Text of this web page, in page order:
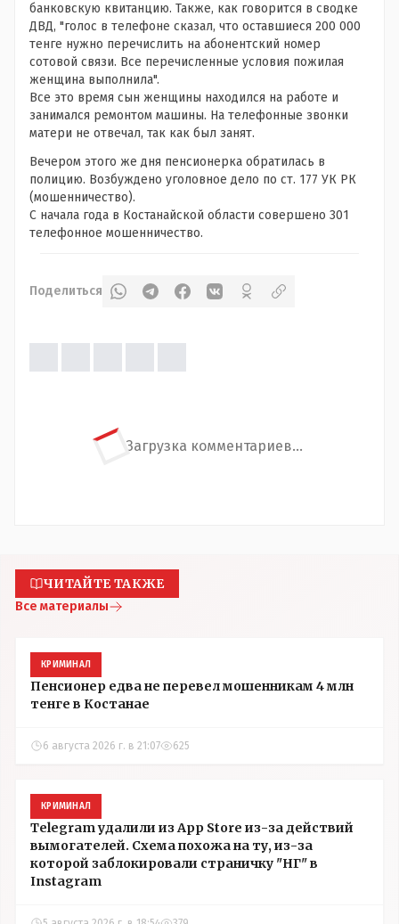
банковскую квитанцию. Также, как говорится в сводке
ДВД, "голос в телефоне сказал, что оставшиеся 200 000
тенге нужно перечислить на абонентский номер
сотовой связи. Все перечисленные условия пожилая
женщина выполнила".
Все это время сын женщины находился на работе и
занимался ремонтом машины. На телефонные звонки
матери не отвечал, так как был занят.
Вечером этого же дня пенсионерка обратилась в
полицию. Возбуждено уголовное дело по ст. 177 УК РК
(мошенничество).
С начала года в Костанайской области совершено 301
телефонное мошенничество.
Поделиться
Загрузка комментариев...
ЧИТАЙТЕ ТАКЖЕ
Все материалы
КРИМИНАЛ
Пенсионер едва не перевел мошенникам 4 млн
тенге в Костанае
6 августа 2026 г. в 21:07 625
КРИМИНАЛ
Telegram удалили из App Store из-за действий
вымогателей. Схема похожа на ту, из-за
которой заблокировали страничку "НГ" в
Instagram